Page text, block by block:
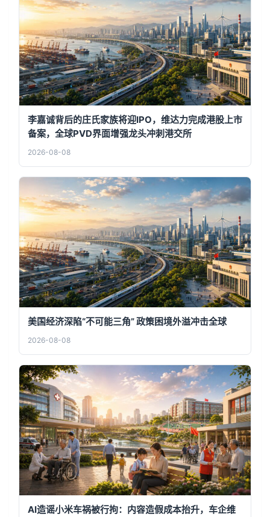
李嘉诚背后的庄氏家族将迎IPO，维达力完成港股上市
备案，全球PVD界面增强龙头冲刺港交所
2026-08-08
美国经济深陷“不可能三角” 政策困境外溢冲击全球
2026-08-08
AI造谣小米车祸被行拘：内容造假成本抬升，车企维